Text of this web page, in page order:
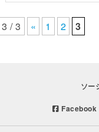
3 / 3 « 1 2 3
ソー
Facebook